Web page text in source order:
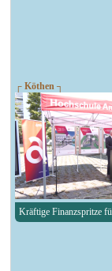
┌ Köthen ┐
Kräftige Finanzspritze